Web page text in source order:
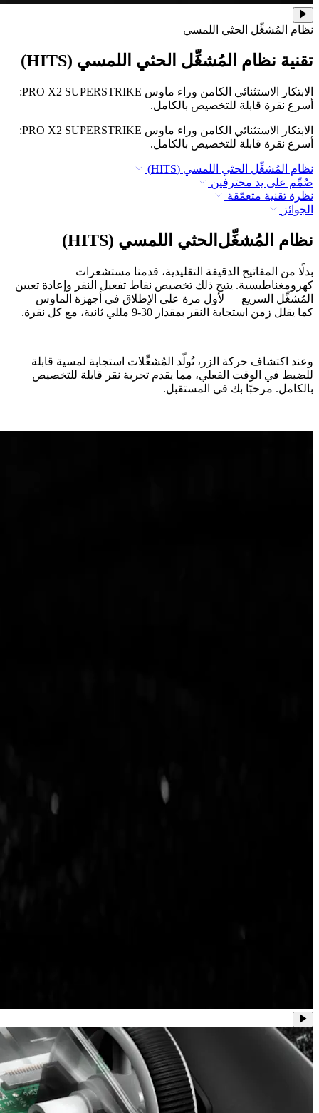
نظام المُشغِّل الحثي اللمسي
تقنية نظام المُشغِّل الحثي اللمسي (HITS)
الابتكار الاستثنائي الكامن وراء ماوس ‏PRO X2 SUPERSTRIKE:
أسرع نقرة قابلة للتخصيص بالكامل.
الابتكار الاستثنائي الكامن وراء ماوس ‏PRO X2 SUPERSTRIKE:
أسرع نقرة قابلة للتخصيص بالكامل.
نظام المُشغِّل الحثي اللمسي (HITS)
صُمِّم على يد محترفين
نظرة تقنية متعمّقة
الجوائز
نظام المُشغِّل الحثي اللمسي (HITS)
بدلًا من المفاتيح الدقيقة التقليدية، قدمنا مستشعرات
كهرومغناطيسية. يتيح ذلك تخصيص نقاط تفعيل النقر وإعادة تعيين
المُشغِّل السريع — لأول مرة على الإطلاق في أجهزة الماوس —
كما يقلل زمن استجابة النقر بمقدار ‎9-30 مللي ثانية، مع كل نقرة.
وعند اكتشاف حركة الزر، تُولّد المُشغِّلات استجابة لمسية قابلة
للضبط في الوقت الفعلي، مما يقدم تجربة نقر قابلة للتخصيص
بالكامل. مرحبًا بك في المستقبل.